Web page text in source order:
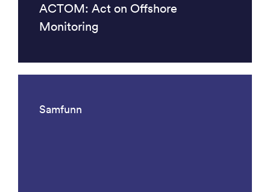
ACTOM: Act on Offshore
Monitoring
Samfunn